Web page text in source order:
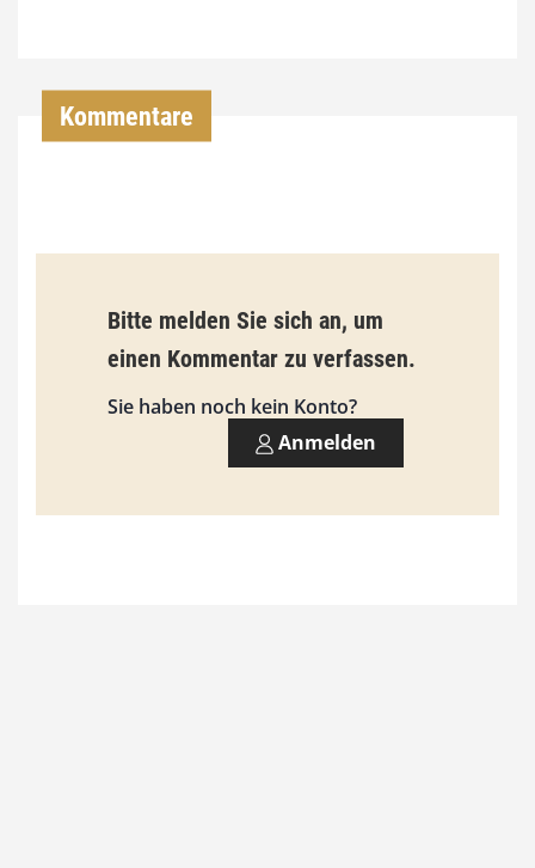
€
i
s
9
0
Kommentare
Bitte melden Sie sich an, um
einen Kommentar zu verfassen.
Sie haben noch kein Konto?
Anmelden